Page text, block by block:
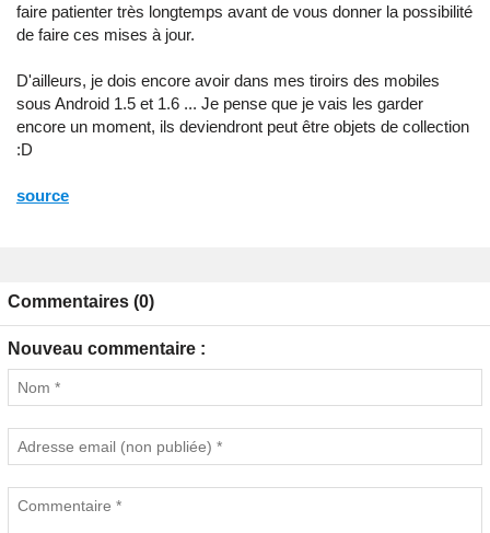
faire patienter très longtemps avant de vous donner la possibilité
de faire ces mises à jour.
D'ailleurs, je dois encore avoir dans mes tiroirs des mobiles
sous Android 1.5 et 1.6 ... Je pense que je vais les garder
encore un moment, ils deviendront peut être objets de collection
:D
source
Commentaires (0)
Nouveau commentaire :